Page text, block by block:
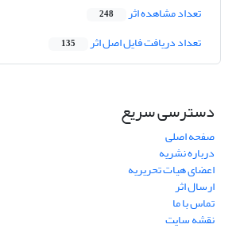
تعداد مشاهده اثر 248
تعداد دریافت فایل اصل اثر 135
دسترسی سریع
صفحه اصلی
درباره نشریه
اعضای هیات تحریریه
ارسال اثر
تماس با ما
نقشه سایت